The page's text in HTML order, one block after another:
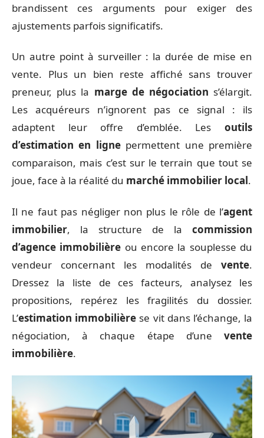
brandissent ces arguments pour exiger des
ajustements parfois significatifs.
Un autre point à surveiller : la durée de mise en
vente. Plus un bien reste affiché sans trouver
preneur, plus la marge de négociation s’élargit.
Les acquéreurs n’ignorent pas ce signal : ils
adaptent leur offre d’emblée. Les outils
d’estimation en lignepermettent une première
comparaison, mais c’est sur le terrain que tout se
joue, face à la réalité du marché immobilier local.
Il ne faut pas négliger non plus le rôle de l’agent
immobilier, la structure de la commission
d’agence immobilière ou encore la souplesse du
vendeur concernant les modalités de vente.
Dressez la liste de ces facteurs, analysez les
propositions, repérez les fragilités du dossier.
L’estimation immobilière se vit dans l’échange, la
négociation, à chaque étape d’une vente
immobilière.